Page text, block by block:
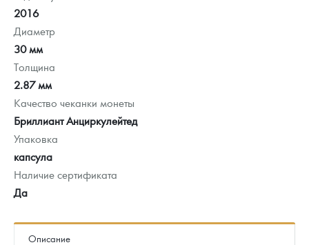
2016
Диаметр
30 мм
Толщина
2.87 мм
Качество чеканки монеты
Бриллиант Анциркулейтед
Упаковка
капсула
Наличие сертификата
Да
Описание